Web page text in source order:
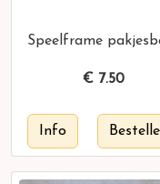
Speelframe
€ 7.50